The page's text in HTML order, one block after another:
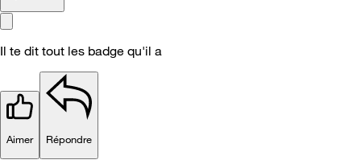
Il te dit tout les badge qu'il a
Aimer Répondre